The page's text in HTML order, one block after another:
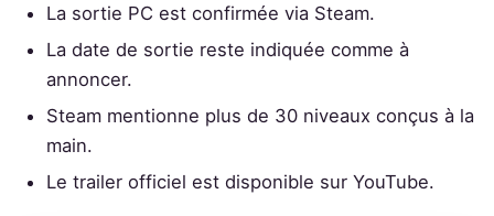
La sortie PC est confirmée via Steam.
La date de sortie reste indiquée comme à
annoncer.
Steam mentionne plus de 30 niveaux conçus à la
main.
Le trailer officiel est disponible sur YouTube.